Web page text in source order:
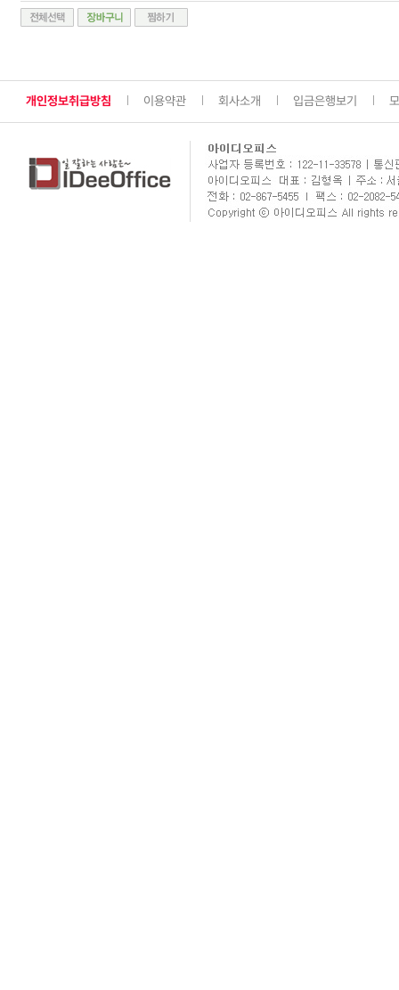
개인정보취급방침 이용약관 회사소개 입금은행보기